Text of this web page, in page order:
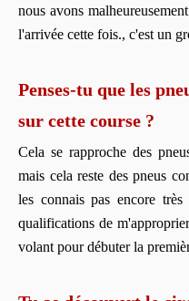
nous avons
l'arrivée cette fois., c'est un
Penses-tu que les
sur cette course ?
Cela se rapproche des
mais cela reste des pneus
les connais pas encore
qualifications de
volant pour débuter la